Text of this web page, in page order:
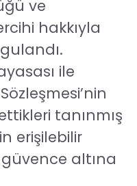
ve
hakkıyla
ile
tanınmış
erişilebilir
altına